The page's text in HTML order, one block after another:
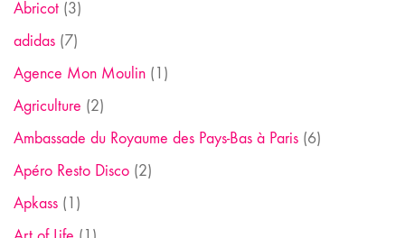
Abricot (3)
adidas (7)
Agence Mon Moulin (1)
Agriculture (2)
Ambassade du Royaume des Pays-Bas à Paris (6)
Apéro Resto Disco (2)
Apkass (1)